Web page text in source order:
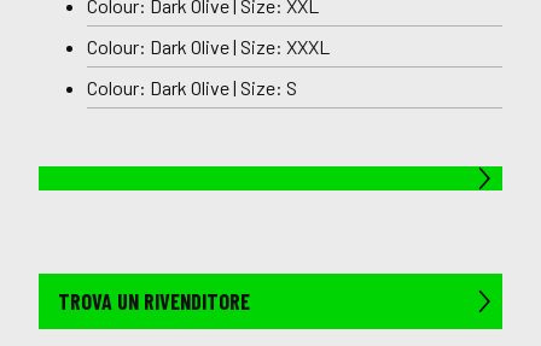
Colour: Dark Olive | Size: XXL
Colour: Dark Olive | Size: XXXL
Colour: Dark Olive | Size: S
TROVA UN RIVENDITORE